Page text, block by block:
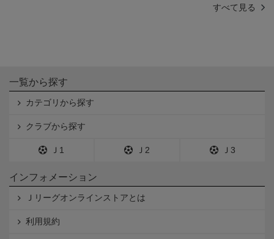
すべて見る
一覧から探す
カテゴリから探す
クラブから探す
Ｊ1 Ｊ2 Ｊ3
インフォメーション
Ｊリーグオンラインストアとは
利用規約